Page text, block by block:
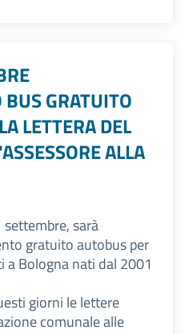
GRATUITO
LETTERA DEL
ALLA
sarà
gratuito autobus per
Bologna nati dal 2001
giorni le lettere
comunale alle